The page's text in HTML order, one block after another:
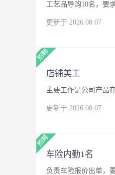
工艺品导购10名，要
更新于 2026.08.07
店铺美工
主要工作是公司产品
更新于 2026.08.07
车险内勤1名
负责车险报价出单，